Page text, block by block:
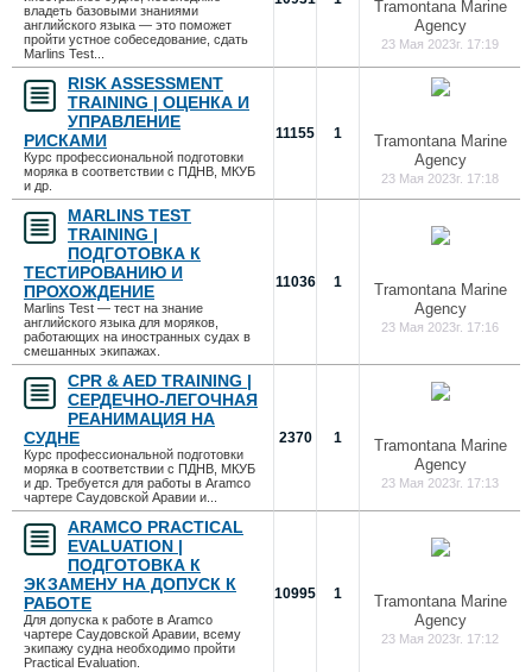
владеть базовыми знаниями
английского языка — это поможет
пройти устное собеседование, сдать
Marlins Test...
Tramontana Marine
Agency
23 Мая 2023г. 17:19
RISK ASSESSMENT
TRAINING | ОЦЕНКА И
УПРАВЛЕНИЕ
РИСКАМИ
Курс профессиональной подготовки
моряка в соответствии с ПДНВ, МКУБ
и др.
11155 1
Tramontana Marine
Agency
23 Мая 2023г. 17:18
MARLINS TEST
TRAINING |
ПОДГОТОВКА К
ТЕСТИРОВАНИЮ И
ПРОХОЖДЕНИЕ
Marlins Test — тест на знание
английского языка для моряков,
работающих на иностранных судах в
смешанных экипажах.
11036 1
Tramontana Marine
Agency
23 Мая 2023г. 17:16
CPR & AED TRAINING |
CЕРДЕЧНО-ЛЕГОЧНАЯ
РЕАНИМАЦИЯ НА
СУДНЕ
Курс профессиональной подготовки
моряка в соответствии с ПДНВ, МКУБ
и др. Требуется для работы в Aramco
чартере Саудовской Аравии и...
2370 1
Tramontana Marine
Agency
23 Мая 2023г. 17:13
ARAMCO PRACTICAL
EVALUATION |
ПОДГОТОВКА К
ЭКЗАМЕНУ НА ДОПУСК К
РАБОТЕ
Для допуска к работе в Aramco
чартере Саудовской Аравии, всему
экипажу судна необходимо пройти
Practical Evaluation.
10995 1
Tramontana Marine
Agency
23 Мая 2023г. 17:12